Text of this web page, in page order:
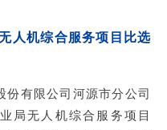
人机综合服务项目比选
份有限公司河源市分公司
局无人机综合服务项目